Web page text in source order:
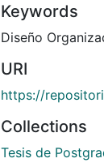
Keywords
Diseño
URI
https://
Collections
Tesis de